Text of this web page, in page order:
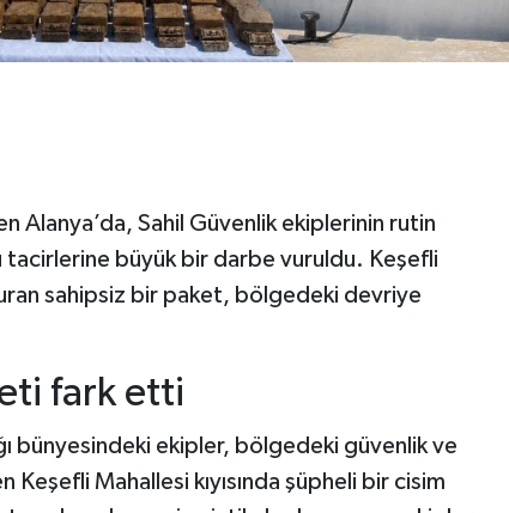
Alanya’da, Sahil Güvenlik ekiplerinin rutin
tacirlerine büyük bir darbe vuruldu. Keşefli
sahipsiz bir paket, bölgedeki devriye
fark etti
bünyesindeki ekipler, bölgedeki güvenlik ve
Mahallesi kıyısında şüpheli bir cisim